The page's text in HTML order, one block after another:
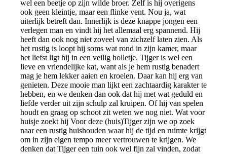
wel een beetje op zijn wilde broer. Zelf is hij overigens
ook geen kleintje, maar een flinke vent. Nou ja, wat
uiterlijk betreft dan. Innerlijk is deze knappe jongen een
verlegen man en vindt hij het allemaal erg spannend. Hij
heeft dan ook nog niet zoveel van zichzelf laten zien. Als
het rustig is loopt hij soms wat rond in zijn kamer, maar
het liefst ligt hij in een veilig holletje. Tijger is wel een
lieve en vriendelijke kat, want als je hem rustig benadert
mag je hem lekker aaien en kroelen. Daar kan hij erg van
genieten. Deze mooie man lijkt een zachtaardig karakter te
hebben, en we denken dan ook dat hij met wat geduld en
liefde verder uit zijn schulp zal kruipen. Of hij van spelen
houdt en graag op schoot zit weten we nog niet. Wat voor
huisje zoekt hij Voor deze (huis)Tijger zijn we op zoek
naar een rustig huishouden waar hij de tijd en ruimte krijgt
om in zijn eigen tempo meer vertrouwen te krijgen. We
denken dat Tijger een tuin ook wel fijn zal vinden, zodat